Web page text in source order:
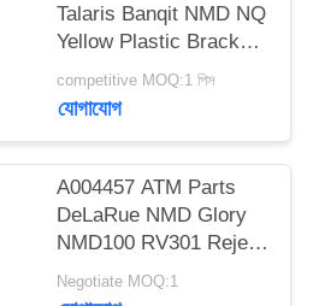
Talaris Banqit NMD NQ
Yellow Plastic Bracket
NMD ATM Parts
competitive MOQ:1 পিস
যোগাযোগ
A004457 ATM Parts
DeLaRue NMD Glory
NMD100 RV301 Reject
Cassette Pad
Negotiate MOQ:1